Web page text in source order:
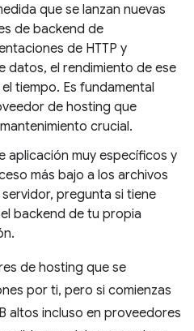
que se lanzan nuevas
de backend de
de HTTP y
datos, el rendimiento de ese
tiempo. Es fundamental
de hosting que
crucial.
aplicación muy específicos y
más bajo a los archivos
pregunta si tiene
backend de tu propia
de hosting que se
por ti, pero si comienzas
altos incluso en proveedores